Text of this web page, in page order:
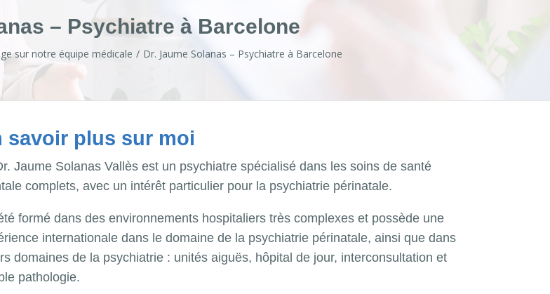
– Psychiatre à Barcelone
sur notre équipe médicale Dr. Jaume Solanas – Psychiatre à Barcelone
savoir plus sur moi
Jaume Solanas Vallès est un psychiatre spécialisé dans les soins de santé
complets, avec un intérêt particulier pour la psychiatrie périnatale.
formé dans des environnements hospitaliers très complexes et possède une
internationale dans le domaine de la psychiatrie périnatale, ainsi que dans
domaines de la psychiatrie : unités aiguës, hôpital de jour, interconsultation et
pathologie.